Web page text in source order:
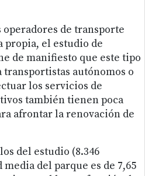
operadores de transporte
propia, el estudio de
de manifiesto que este tipo
transportistas autónomos o
los servicios de
también tienen poca
afrontar la renovación de
del estudio (8.346
del parque es de 7,65